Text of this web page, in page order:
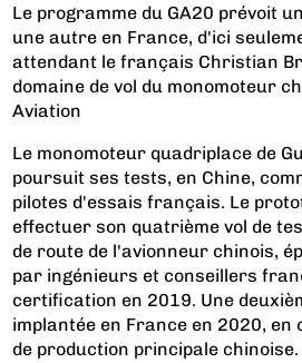
Le programme du GA20 prévoit
une autre en France, d'ici
attendant le français Christian
domaine de vol du monomoteur
Aviation
Le monomoteur quadriplace de
poursuit ses tests, en Chine,
pilotes d'essais français. Le
effectuer son quatrième vol de
de route de l'avionneur chinois,
par ingénieurs et conseillers
certification en 2019. Une
implantée en France en 2020, en
de production principale chinoise.